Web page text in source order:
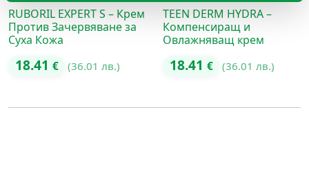
RUBORIL EXPERT S – Крем
Против Зачервяване за
Суха Кожа
18.41 € (36.01 лв.)
TEEN DERM HYDRA –
Компенсиращ и
Овлажняващ крем
18.41 € (36.01 лв.)